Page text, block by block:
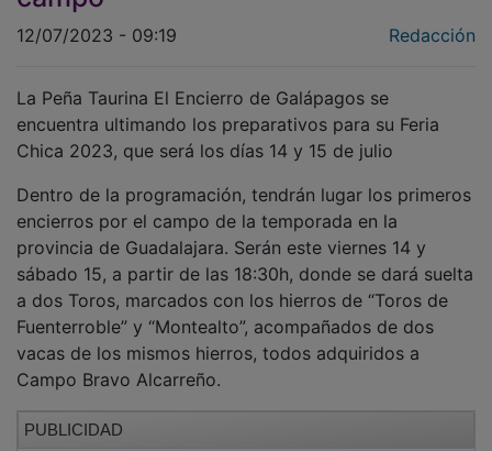
encuentra ultimando los preparativos para su Feria
Chica 2023, que será los días 14 y 15 de julio
encierros por el campo de la temporada en la
provincia de Guadalajara. Serán este viernes 14 y
sábado 15, a partir de las 18:30h, donde se dará suelta
a dos Toros, marcados con los hierros de “Toros de
Fuenterroble” y “Montealto”, acompañados de dos
vacas de los mismos hierros, todos adquiridos a
Campo Bravo Alcarreño.